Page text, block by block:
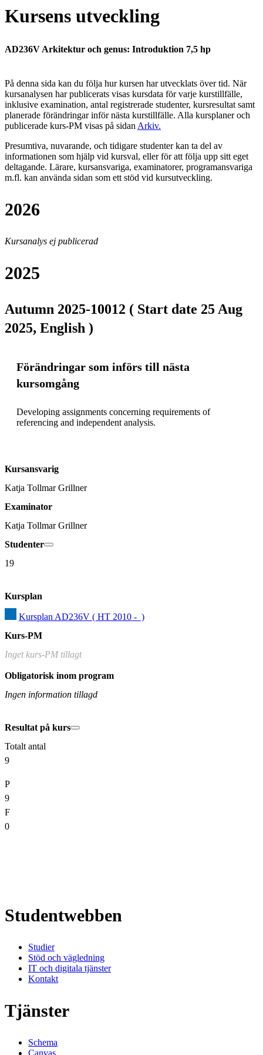
Kursens utveckling
AD236V Arkitektur och genus: Introduktion 7,5 hp
På denna sida kan du följa hur kursen har utvecklats över tid. När
kursanalysen har publicerats visas kursdata för varje kurstillfälle,
inklusive examination, antal registrerade studenter, kursresultat samt
planerade förändringar inför nästa kurstillfälle. Alla kursplaner och
publicerade kurs-PM visas på sidan Arkiv.
Presumtiva, nuvarande, och tidigare studenter kan ta del av
informationen som hjälp vid kursval, eller för att följa upp sitt eget
deltagande. Lärare, kursansvariga, examinatorer, programansvariga
m.fl. kan använda sidan som ett stöd vid kursutveckling.
2026
Kursanalys ej publicerad
2025
Autumn 2025-10012 ( Start date 25 Aug
2025, English )
Förändringar som införs till nästa
kursomgång
Developing assignments concerning requirements of
referencing and independent analysis.
Kursansvarig
Katja Tollmar Grillner
Examinator
Katja Tollmar Grillner
Studenter
19
Kursplan
Kursplan AD236V ( HT 2010 -  )
Kurs-PM
Inget kurs-PM tillagt
Obligatorisk inom program
Ingen information tillagd
Resultat på kurs
Totalt antal
9
P
9
F
0
Studentwebben
Studier
Stöd och vägledning
IT och digitala tjänster
Kontakt
Tjänster
Schema
Canvas